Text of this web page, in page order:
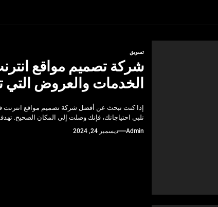
تسويق
شركة تصميم مواقع
الخدمات والعروض التي
إذا كنت تبحث عن أفضل شركة تصميم مواقع انترنت
تلبي احتياجاتك، فإنك وصلت إلى المكان الصحيح.
Admin ديسمبر 24, 2024